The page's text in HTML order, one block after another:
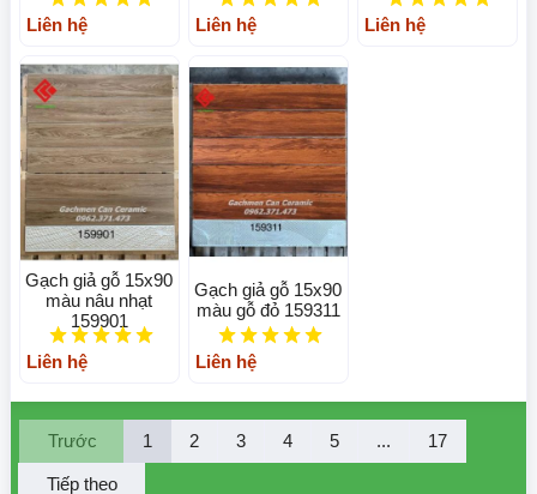
Liên hệ Liên hệ Liên hệ
Gạch giả gỗ 15x90
màu nâu nhạt
159901
Liên hệ
Gạch giả gỗ 15x90
màu gỗ đỏ 159311
Liên hệ
Trước 1 2 3 4 5 ... 17
Tiếp theo